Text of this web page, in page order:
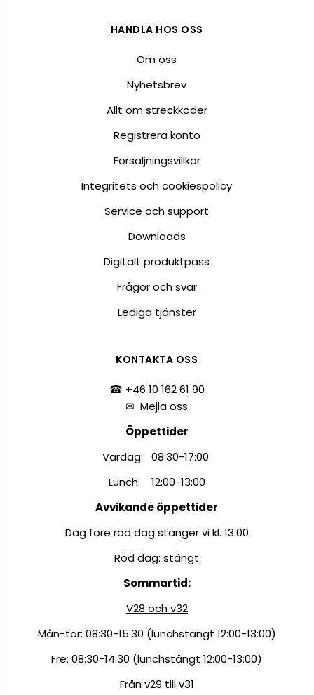
HANDLA HOS OSS
Om oss
Nyhetsbrev
Allt om streckkoder
Registrera konto
Försäljningsvillkor
Integritets och cookiespolicy
Service och support
Downloads
Digitalt produktpass
Frågor och svar
Lediga tjänster
KONTAKTA OSS
☎ +46 10 162 61 90
✉Mejla oss
Öppettider
Vardag: 08:30-17:00
Lunch: 12:00-13:00
Avvikande öppettider
Dag före röd dag stänger vi kl. 13:00
Röd dag: stängt
Sommartid:
V28 och v32
Mån-tor: 08:30-15:30 (lunchstängt 12:00-13:00)
Fre: 08:30-14:30 (lunchstängt 12:00-13:00)
Från v29 till v31